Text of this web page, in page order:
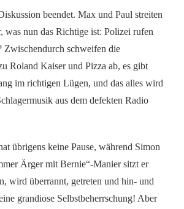
beendet. Max und Paul streiten
was nun das Richtige ist: Polizei rufen
Zwischendurch schweifen die
Roland Kaiser und Pizza ab, es gibt
im richtigen Lügen, und das alles wird
aus dem defekten Radio
übrigens keine Pause, während Simon
Ärger mit Bernie“-Manier sitzt er
wird überrannt, getreten und hin- und
grandiose Selbstbeherrschung! Aber